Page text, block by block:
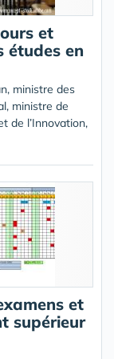
et
études en
ministre des
ministre de
de l’Innovation,
et
supérieur